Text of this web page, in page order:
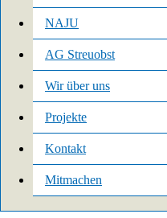
NAJU
AG Streuobst
Wir über uns
Projekte
Kontakt
Mitmachen